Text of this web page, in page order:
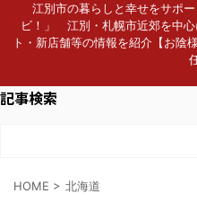
江別市の暮らしと幸せをサポ
ビ！」 江別・札幌市近郊を中
ト・新店舗等の情報を紹介【お陰
記事検索
HOME > 北海道